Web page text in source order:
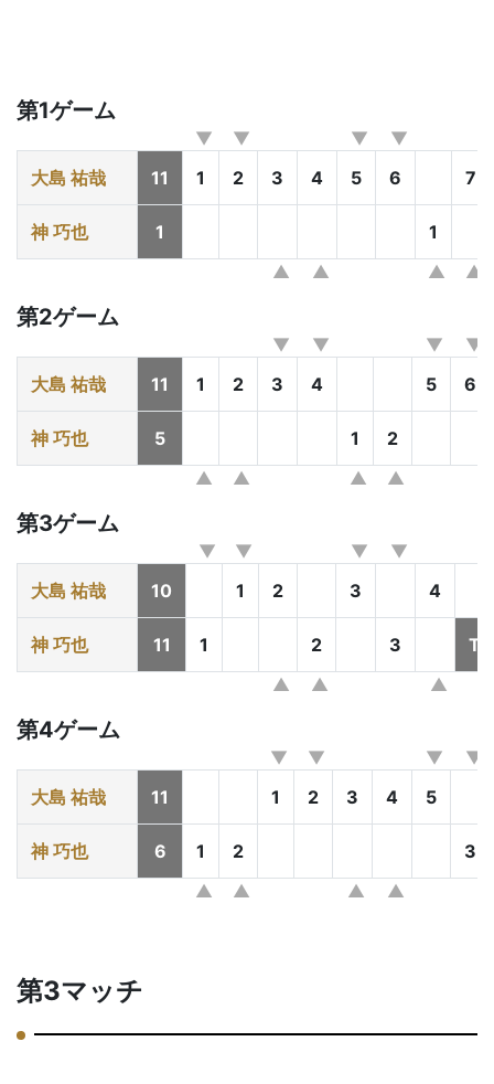
第1ゲーム
大島 祐哉 11 1 2 3 4 5 6 7
神 巧也 1 1
第2ゲーム
大島 祐哉 11 1 2 3 4 5 6
神 巧也 5 1 2
第3ゲーム
大島 祐哉 10 1 2 3 4
神 巧也 11 1 2 3 T
第4ゲーム
大島 祐哉 11 1 2 3 4 5
神 巧也 6 1 2 3
第3マッチ